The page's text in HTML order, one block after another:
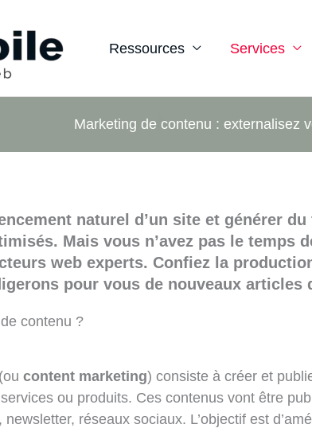
Ressources Services
Marketing de contenu : externalisez
naturel d’un site et générer
Mais vous n’avez pas le
web experts. Confiez la
pour vous de nouveaux
contenu ?
(ou content marketing) consiste à créer et
ou produits. Ces contenus vont être
réseaux sociaux. L’objectif est